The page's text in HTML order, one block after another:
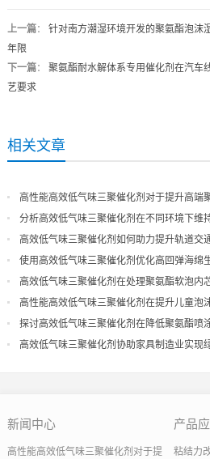
上一篇： 针对南方潮湿环境开发的聚氨酯泡沫
年限
下一篇： 聚氨酯耐水解体系专用催化剂在汽车
艺要求
相关文章
高性能高效低气味三聚催化剂对于提升高端
分析高效低气味三聚催化剂在不同环境下维
现
高效低气味三聚催化剂如何助力提升轨道交
量
使用高效低气味三聚催化剂优化高回弹海绵
高效低气味三聚催化剂在处理聚氨酯软泡内
导
高性能高效低气味三聚催化剂在提升儿童泡
探讨高效低气味三聚催化剂在降低聚氨酯喷
果
高效低气味三聚催化剂协助家具制造业实现
新闻中心
高性能高效低气味三聚催化剂对于提
产品
粘结力